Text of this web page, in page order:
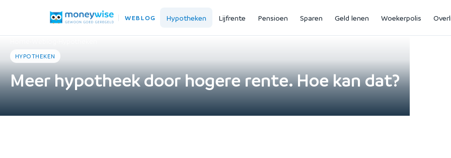
WEBLOG Hypotheken Lijfrente Pensioen Sparen Geld lenen Woekerpolis
HYPOTHEKEN
Meer hypotheek door hogere rente. Hoe kan dat?